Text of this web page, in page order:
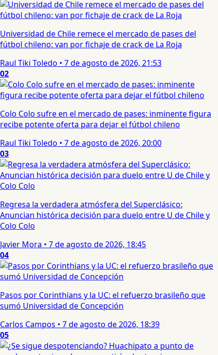
Universidad de Chile remece el mercado de pases del
fútbol chileno: van por fichaje de crack de La Roja
Raul Tiki Toledo • 7 de agosto de 2026, 21:53
02
Colo Colo sufre en el mercado de pases: inminente figura
recibe potente oferta para dejar el fútbol chileno
Raul Tiki Toledo • 7 de agosto de 2026, 20:00
03
Regresa la verdadera atmósfera del Superclásico:
Anuncian histórica decisión para duelo entre U de Chile y
Colo Colo
Javier Mora • 7 de agosto de 2026, 18:45
04
Pasos por Corinthians y la UC: el refuerzo brasileño que
sumó Universidad de Concepción
Carlos Campos • 7 de agosto de 2026, 18:39
05